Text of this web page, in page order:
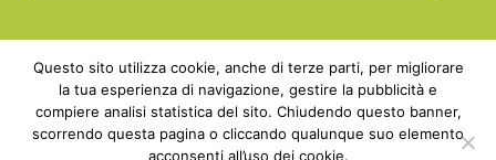
Copyright © 2010 - 2026 BabyGreen™ ·
Questo sito utilizza cookie, anche di terze parti, per migliorare
la tua esperienza di navigazione, gestire la pubblicità e
compiere analisi statistica del sito. Chiudendo questo banner,
scorrendo questa pagina o cliccando qualunque suo elemento
acconsenti all’uso dei cookie.